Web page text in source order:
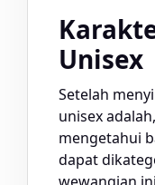
Unisex
Setelah
unisex
mengetahui
dapat